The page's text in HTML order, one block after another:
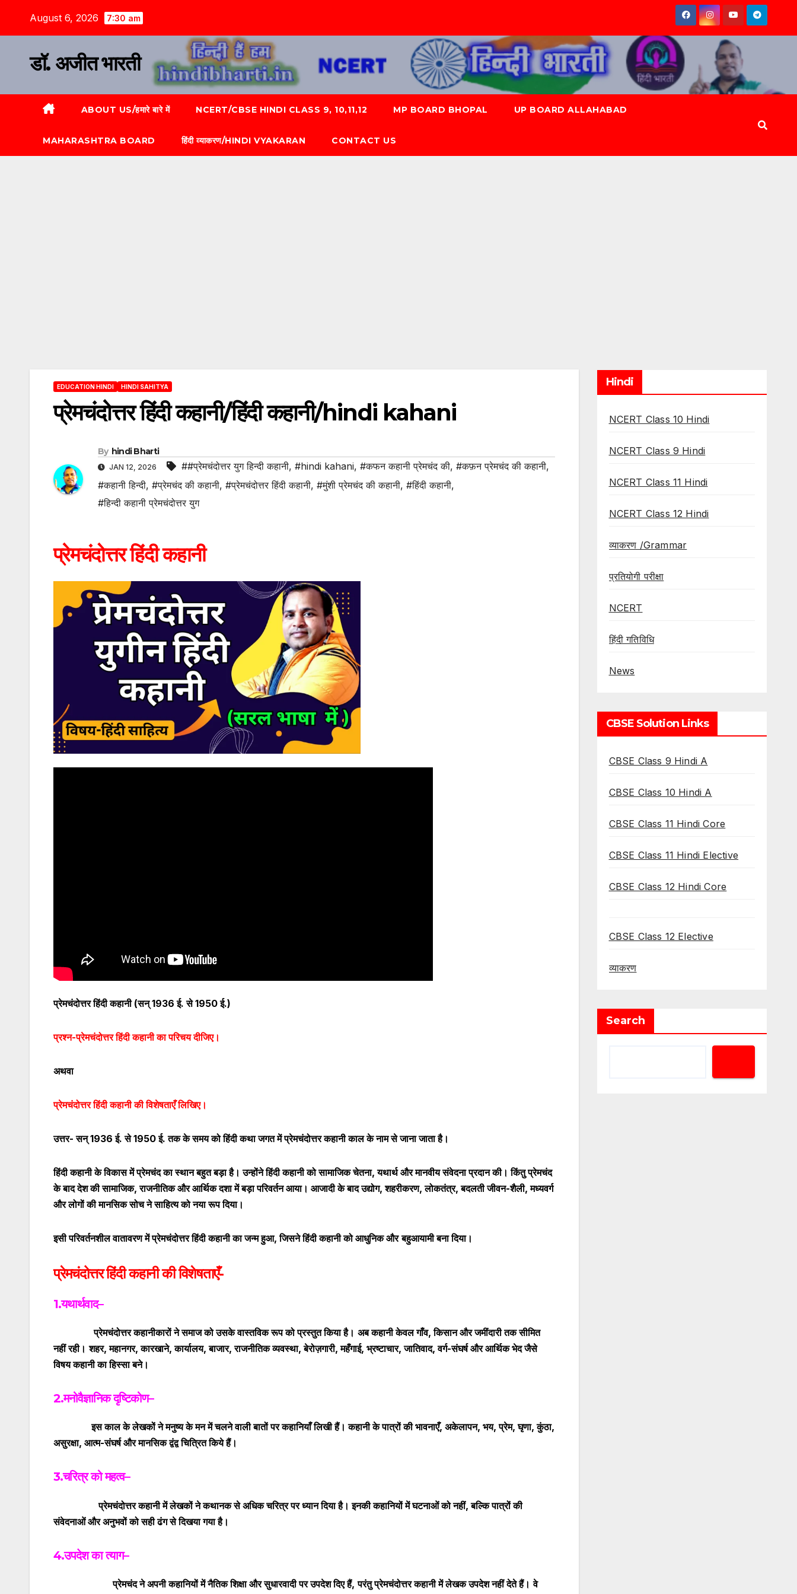
August 6, 2026 7:30 am
डॉ. अजीत भारती
ABOUT US/हमारे बारे में NCERT/CBSE HINDI CLASS 9, 10,11,12 MP BOARD BHOPAL UP BOARD ALLAHABAD
MAHARASHTRA BOARD हिंदी व्याकरण/HINDI VYAKARAN CONTACT US
EDUCATION HINDI HINDI SAHITYA
प्रेमचंदोत्तर हिंदी कहानी/हिंदी कहानी/hindi kahani
By hindi Bharti
JAN 12, 2026 ##प्रेमचंदोत्तर युग हिन्दी कहानी, #hindi kahani, #कफन कहानी प्रेमचंद की, #कफ़न प्रेमचंद की कहानी,
#कहानी हिन्दी, #प्रेमचंद की कहानी, #प्रेमचंदोत्तर हिंदी कहानी, #मुंशी प्रेमचंद की कहानी, #हिंदी कहानी,
#हिन्दी कहानी प्रेमचंदोत्तर युग
प्रेमचंदोत्तर हिंदी कहानी
प्रेमचंदोत्तर हिंदी कहानी (सन् 1936 ई. से 1950 ई.)
प्रश्न-प्रेमचंदोत्तर हिंदी कहानी का परिचय दीजिए।
अथवा
प्रेमचंदोत्तर हिंदी कहानी की विशेषताएँ लिखिए।
उत्तर-सन् 1936 ई. से 1950 ई. तक के समय को हिंदी कथा जगत में प्रेमचंदोत्तर कहानी काल के नाम से जाना जाता है।
हिंदी कहानी के विकास में प्रेमचंद का स्थान बहुत बड़ा है। उन्होंने हिंदी कहानी को सामाजिक चेतना,यथार्थ और मानवीय संवेदना प्रदान की। किंतु प्रेमचंद
के बाद देश की सामाजिक,राजनीतिक और आर्थिक दशा में बड़ा परिवर्तन आया। आजादी के बाद उद्योग,शहरीकरण,लोकतंत्र,बदलती जीवन-शैली,मध्यवर्ग
और लोगों की मानसिक सोच ने साहित्य को नया रूप दिया।
इसी परिवर्तनशील वातावरण में प्रेमचंदोत्तर हिंदी कहानी का जन्म हुआ,जिसने हिंदी कहानी को आधुनिकऔर बहुआयामी बना दिया।
प्रेमचंदोत्तर हिंदी कहानी की विशेषताएँ-
1.यथार्थवाद–
प्रेमचंदोत्तर कहानीकारों ने समाज को उसके वास्तविक रूप को प्रस्तुत किया है। अब कहानी केवल गाँव,किसान और जमींदारी तक सीमित
नहीं रही। शहर,महानगर,कारखाने,कार्यालय,बाजार,राजनीतिक व्यवस्था,बेरोज़गारी,महँगाई, भ्रष्टाचार,जातिवाद,वर्ग-संघर्ष और आर्थिक भेद जैसे
विषय कहानी का हिस्सा बने।
2.मनोवैज्ञानिक दृष्टिकोण–
इस काल के लेखकों ने मनुष्य के मन में चलने वाली बातों पर कहानियाँ लिखी हैं। कहानी केपात्रों की भावनाएँ, अकेलापन, भय,प्रेम,घृणा,कुंठा,
असुरक्षा, आत्म-संघर्ष और मानसिक द्वंद्व चित्रित किये हैं।
3.चरित्र को महत्व–
प्रेमचंदोत्तर कहानी में लेखकों ने कथानक से अधिक चरित्र पर ध्यान दिया है।इनकी कहानियों में घटनाओं को नहीं,बल्कि पात्रों की
संवेदनाओं और अनुभवों को सही ढंग से दिखया गया है।
4.उपदेश का त्याग–
प्रेमचंद ने अपनी कहानियों में नैतिक शिक्षा और सुधारवादी पर उपदेश दिए हैं, परंतु प्रेमचंदोत्तर कहानी में लेखक उपदेश नहीं देते हैं। वे
Hindi
NCERT Class 10 Hindi
NCERT Class 9 Hindi
NCERT Class 11 Hindi
NCERT Class 12 Hindi
व्याकरण /Grammar
प्रतियोगी परीक्षा
NCERT
हिंदी गतिविधि
News
CBSE Solution Links
CBSE Class 9 Hindi A
CBSE Class 10 Hindi A
CBSE Class 11 Hindi Core
CBSE Class 11 Hindi Elective
CBSE Class 12 Hindi Core
CBSE Class 12 Elective
व्याकरण
Search